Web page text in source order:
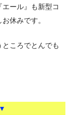
ール』も新型コ
休みです。
ころでとんでも